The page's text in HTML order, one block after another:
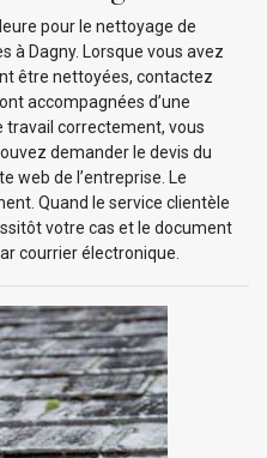
pour le nettoyage de
à Dagny. Lorsque vous avez
être nettoyées, contactez
accompagnées d’une
correctement, vous
demander le devis du
web de l’entreprise. Le
Quand le service clientèle
votre cas et le document
courrier électronique.